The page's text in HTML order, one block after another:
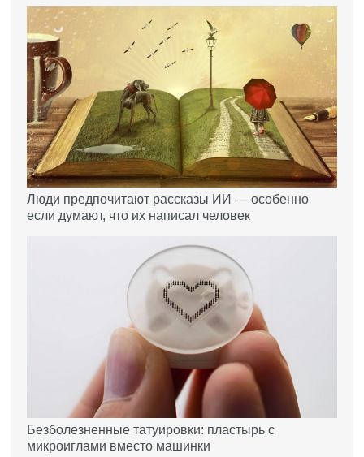
Люди предпочитают рассказы ИИ — особенно
если думают, что их написал человек
Безболезненные татуировки: пластырь с
микроиглами вместо машинки